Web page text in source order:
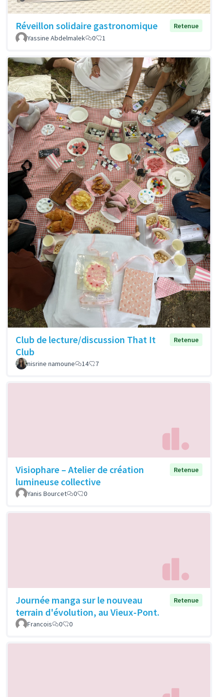
Réveillon solidaire gastronomique
Retenue
Yassine Abdelmalek
0 1
Club de lecture/discussion That It
Club
Retenue
nisrine namoune 14 7
Visiophare – Atelier de création
lumineuse collective
Retenue
Yanis Bourcet 0 0
Journée manga sur le nouveau
terrain d'évolution, au Vieux-Pont.
Retenue
Francois 0 0